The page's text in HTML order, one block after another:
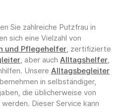
Sie zahlreiche Putzfrau in
sich eine Vielzahl von
und Pflegehelfer, zertifizierte
, aber auch Alltagshelfer,
Unsere Alltagsbegleiter
in selbständiger,
die üblicherweise von
Dieser Service kann